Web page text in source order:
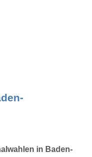
in Baden-